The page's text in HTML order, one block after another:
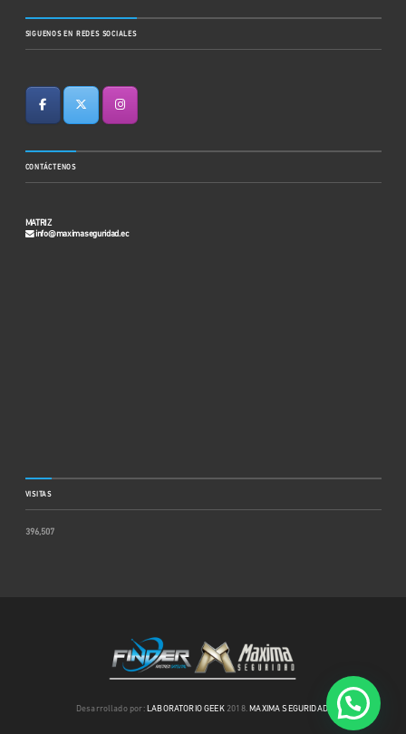
SIGUENOS EN REDES SOCIALES
CONTÁCTENOS
MATRIZ
info@maximaseguridad.ec
VISITAS
396,507
Desarrollado por: LABORATORIO GEEK2018. MAXIMA SEGURIDAD